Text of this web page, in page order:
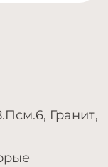
Гранит,